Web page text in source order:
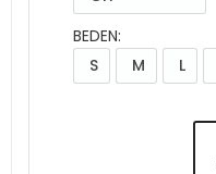
BEDEN:
S
M L